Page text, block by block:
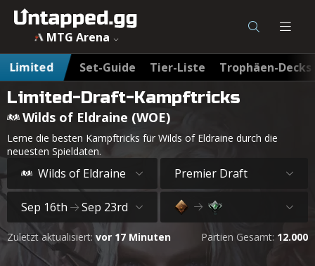
MTG Arena
Limited
Set-Guide Tier-Liste Trophäen-Decks
Limited-Draft-Kampftricks
Wilds of Eldraine (WOE)
Lerne die besten Kampftricks für Wilds of Eldraine durch die
neuesten Spieldaten.
Wilds of Eldraine Premier Draft
Sep 16th Sep 23rd
Zuletzt aktualisiert: vor 17 Minuten Partien Gesamt: 12.000
MTG Wilds of Eldraine (WOE) Draft-Kampftricks -